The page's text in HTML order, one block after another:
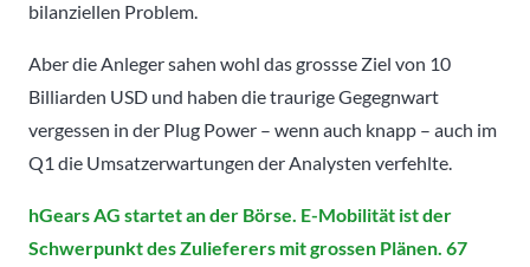
bilanziellen Problem.
Aber die Anleger sahen wohl das grossse Ziel von 10
Billiarden USD und haben die traurige Gegegnwart
vergessen in der Plug Power – wenn auch knapp – auch im
Q1 die Umsatzerwartungen der Analysten verfehlte.
hGears AG startet an der Börse. E-Mobilität ist der
Schwerpunkt des Zulieferers mit grossen Plänen. 67